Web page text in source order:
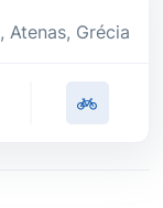
, Atenas, Grécia